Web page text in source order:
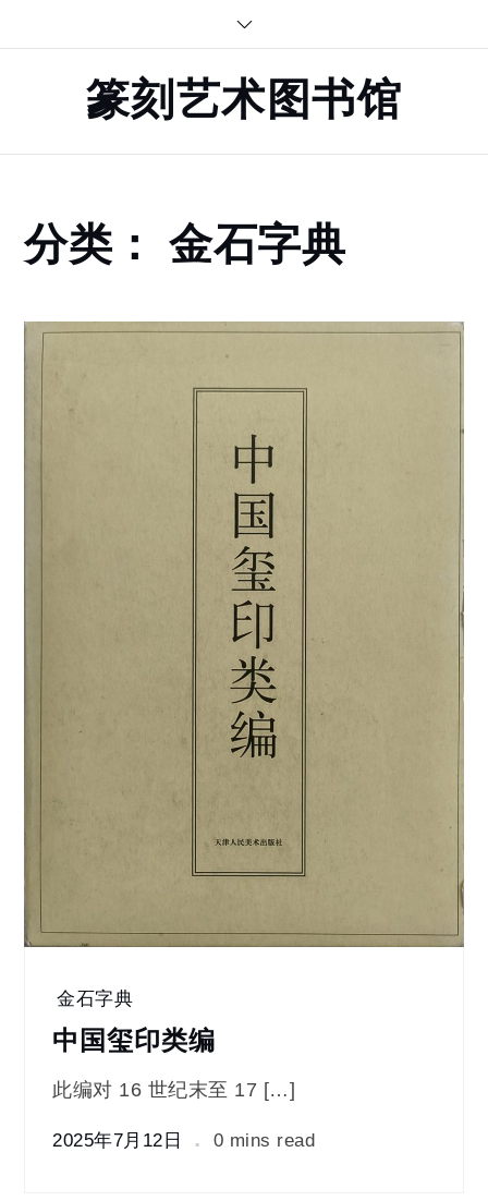
篆刻艺术图书馆
Home
金
典
分类：金石字典
金石字典
中国玺印类编
此编对 16 世纪末至 17 […]
2025年7月12日 0 mins read